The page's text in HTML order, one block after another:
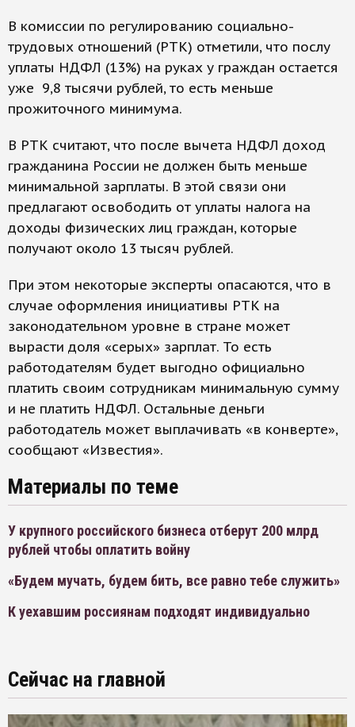
В комиссии по регулированию социально-
трудовых отношений (РТК) отметили, что послу
уплаты НДФЛ (13%) на руках у граждан остается
уже 9,8 тысячи рублей, то есть меньше
прожиточного минимума.
В РТК считают, что после вычета НДФЛ доход
гражданина России не должен быть меньше
минимальной зарплаты. В этой связи они
предлагают освободить от уплаты налога на
доходы физических лиц граждан, которые
получают около 13 тысяч рублей.
При этом некоторые эксперты опасаются, что в
случае оформления инициативы РТК на
законодательном уровне в стране может
вырасти доля «серых» зарплат. То есть
работодателям будет выгодно официально
платить своим сотрудникам минимальную сумму
и не платить НДФЛ. Остальные деньги
работодатель может выплачивать «в конверте»,
сообщают «Известия».
Материалы по теме
У крупного российского бизнеса отберут 200 млрд
рублей чтобы оплатить войну
«Будем мучать, будем бить, все равно тебе служить»
К уехавшим россиянам подходят индивидуально
Сейчас на главной